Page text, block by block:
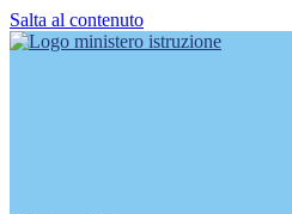
Salta al contenuto